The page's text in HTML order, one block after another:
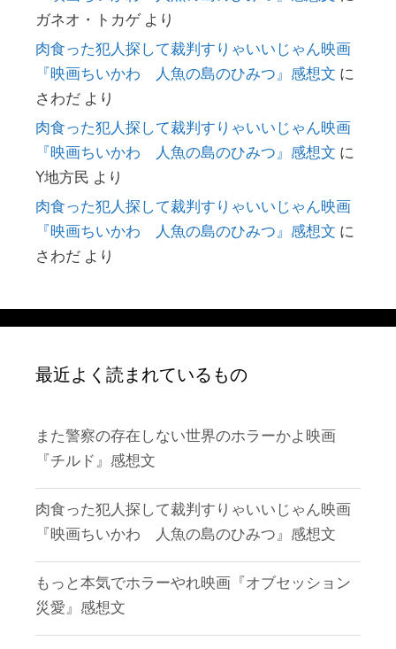
ガネオ・トカゲより
肉食った犯人探して裁判すりゃいいじゃん映画
『映画ちいかわ 人魚の島のひみつ』感想文 に
さわだ より
肉食った犯人探して裁判すりゃいいじゃん映画
『映画ちいかわ 人魚の島のひみつ』感想文 に
Y地方民 より
肉食った犯人探して裁判すりゃいいじゃん映画
『映画ちいかわ 人魚の島のひみつ』感想文 に
さわだ より
最近よく読まれているもの
また警察の存在しない世界のホラーかよ映画
『チルド』感想文
肉食った犯人探して裁判すりゃいいじゃん映画
『映画ちいかわ 人魚の島のひみつ』感想文
もっと本気でホラーやれ映画『オブセッション
災愛』感想文